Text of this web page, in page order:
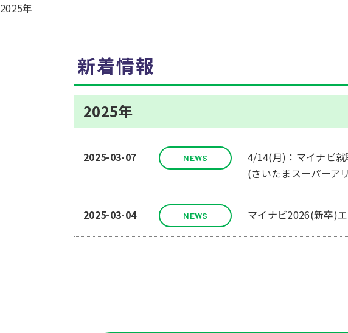
2025年
新着情報
2025年
2025-03-07 NEWS
4/14(月)：マイナビ就
(さいたまスーパーア
2025-03-04 NEWS マイナビ2026(新卒)